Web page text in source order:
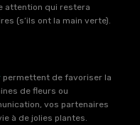
attention qui restera
(s’ils ont la main verte).
permettent de favoriser la
de fleurs ou
vos partenaires
à de jolies plantes.